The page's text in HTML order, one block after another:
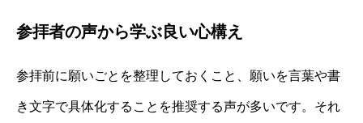
参拝者の声から学ぶ良い心構え
参拝前に願いごとを整理しておくこと、願いを言葉や書
き文字で具体化することを推奨する声が多いです。それ